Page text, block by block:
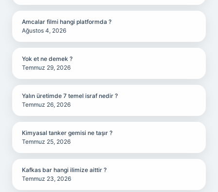
Amcalar filmi hangi platformda ?
Ağustos 4, 2026
Yok et ne demek ?
Temmuz 29, 2026
Yalın üretimde 7 temel israf nedir ?
Temmuz 26, 2026
Kimyasal tanker gemisi ne taşır ?
Temmuz 25, 2026
Kafkas bar hangi ilimize aittir ?
Temmuz 23, 2026